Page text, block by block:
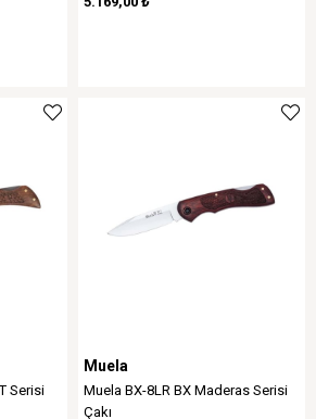
Serisi
Muela
Muela BX-8LR BX Maderas Serisi
Çakı